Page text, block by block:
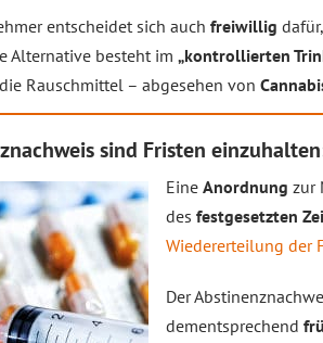
entscheidet sich auch freiwillig
Alternative besteht im „kontrollierten
Rauschmittel – abgesehen von
sind Fristen
Eine Anordnung zur
des festgesetzten
Wiedererteilung der
Der
dementsprechend